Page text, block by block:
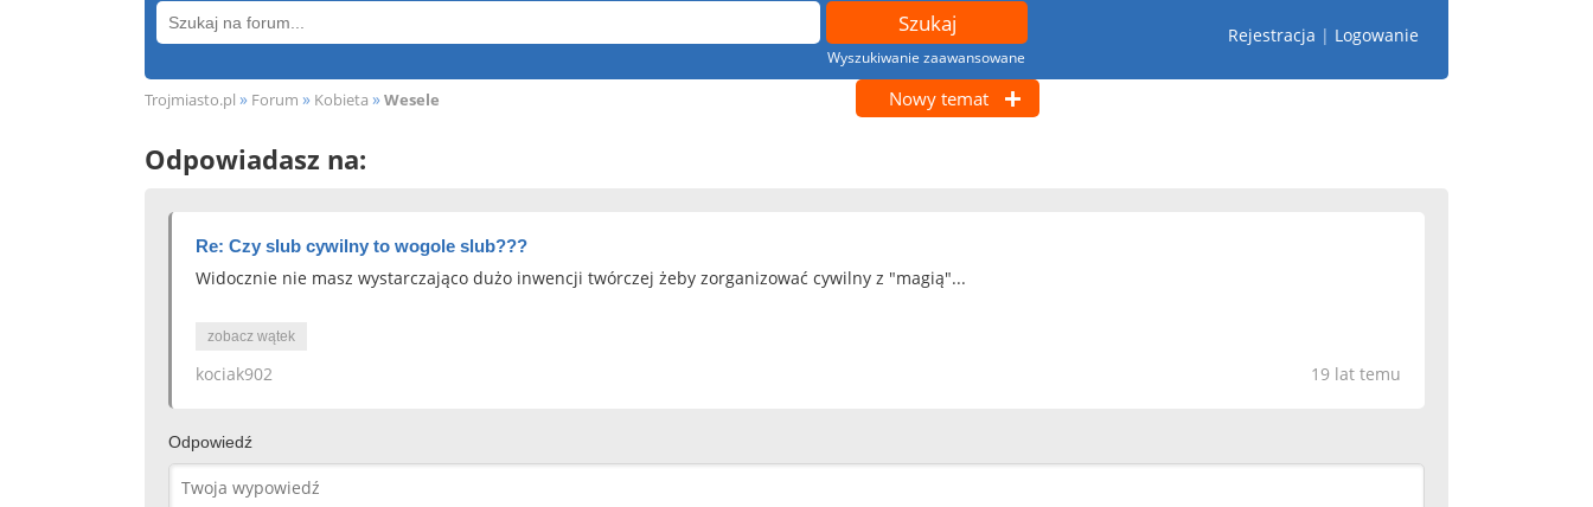
Wyszukiwanie zaawansowane
Rejestracja | Logowanie
Trojmiasto.pl » Forum » Kobieta » Wesele Nowy temat
Odpowiadasz na:
Re: Czy slub cywilny to wogole slub???
Widocznie nie masz wystarczająco dużo inwencji twórczej żeby zorganizować cywilny z "magią"...
zobacz wątek
19 lat temu
kociak902
Odpowiedź